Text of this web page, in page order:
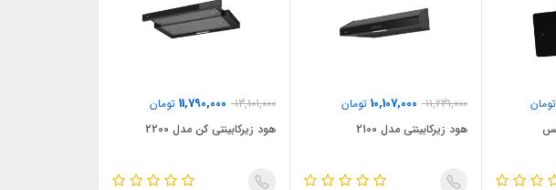
تومان
11,231,000
10,107,000 تومان
هود زیرکابینتی مدل 2100
13,101,000
11,790,000 تومان
هود زیرکابینتی کن مدل 2200